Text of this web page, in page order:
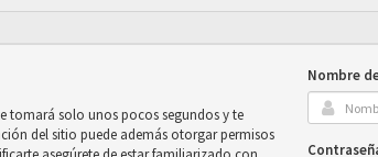
tomará solo unos pocos segundos y te
del sitio puede además otorgar permisos
Nombre